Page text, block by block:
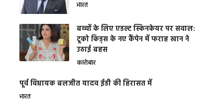
भारत
बच्चों के लिए एडल्ट स्किनकेयर पर सवाल:
टूको किड्स के नए कैंपेन में फराह खान ने
उठाई बहस
कारोबार
पूर्व विधायक बलजीत यादव ईडी की हिरासत में
भारत